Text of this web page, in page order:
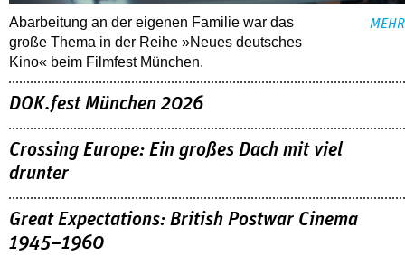
Abarbeitung an der eigenen Familie war das
große Thema in der Reihe »Neues deutsches
Kino« beim Filmfest München.
MEHR
DOK.fest München 2026
Crossing Europe: Ein großes Dach mit viel
drunter
Great Expectations: British Postwar Cinema
1945–1960